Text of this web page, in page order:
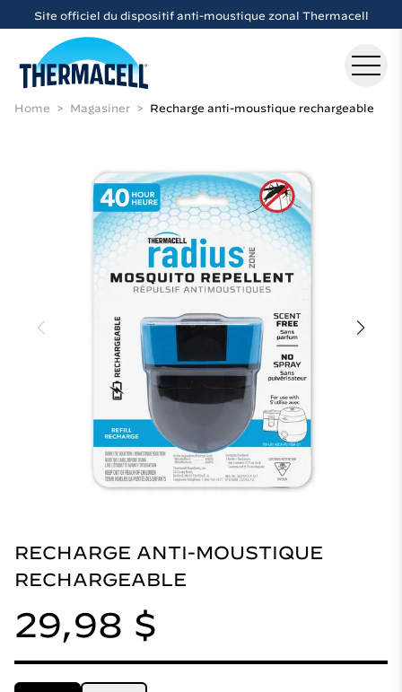
Skip to main content
Site officiel du dispositif anti-moustique zonal Thermacell
Home Magasiner Recharge anti-moustique rechargeable
RECHARGE ANTI-MOUSTIQUE
RECHARGEABLE
29,98 $